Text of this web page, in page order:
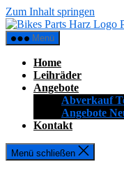
Zum Inhalt springen
Menü
Home
Leihräder
Angebote
Abverkauf
Angebote
Kontakt
Menü schließen